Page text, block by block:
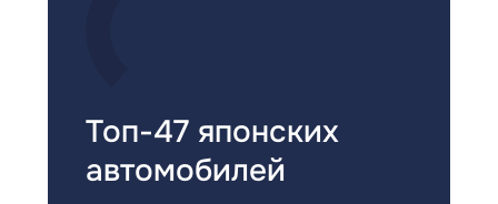
Топ-47 японских
автомобилей